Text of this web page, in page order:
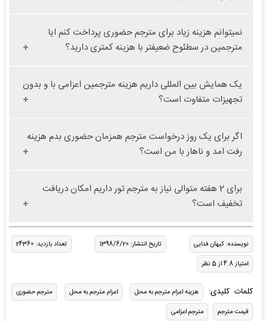
نمیتوانم هزینه زیاد برای مترجم حضوری پرداخت کنم ایا
مترجمین در سطئوح ضعیفتر با هزینه کمتری دارید؟
یک همایش بین المللی داریم هزینه مترجمین اعزامی با و بدون
تجهیزات متفاوت است؟
اگر برای یک روز درخواست مترجم همزمان حضوری بدم هزینه
رفت امد و ناهار با من است؟
برای 2 هفته متوالی نیاز به مترجم تور داریم امکان دریافت
تخفیف است؟
نویسنده: کیهان فدایی تاریخ انتشار: 1398/6/20
تعداد بازدید: 24360
امتیاز 4.8 از 5 نظر
کلمات کلیدی: هزینه اعزام مترجم به محل اعزام مترجم به محل
مترجم حضوری
قیمت مترجم
مترجم اعزامی